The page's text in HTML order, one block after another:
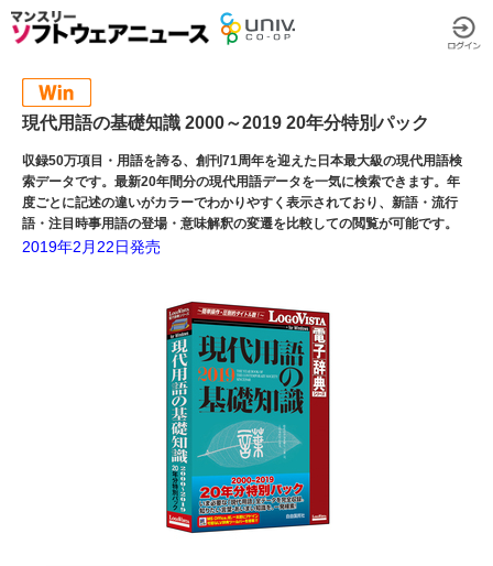
現代用語の基礎知識 2000～2019 20年分特別パック
収録50万項目・用語を誇る、創刊71周年を迎えた日本最大級の現代用語検
索データです。最新20年間分の現代用語データを一気に検索できます。年
度ごとに記述の違いがカラーでわかりやすく表示されており、新語・流行
語・注目時事用語の登場・意味解釈の変遷を比較しての閲覧が可能です。
2019年2月22日発売